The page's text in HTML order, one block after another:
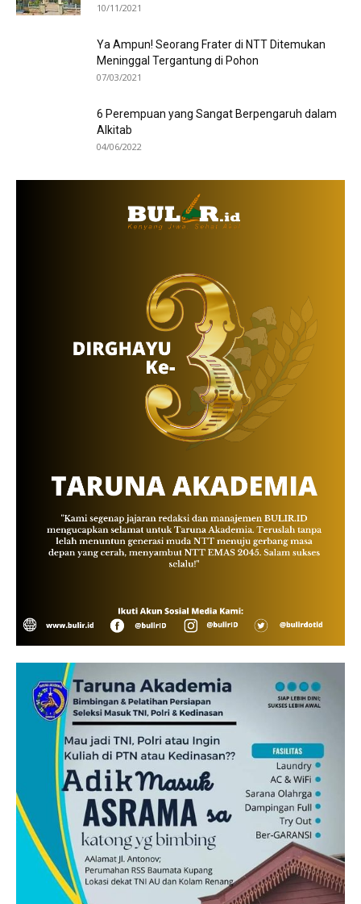
10/11/2021
Ya Ampun! Seorang Frater di NTT Ditemukan
Meninggal Tergantung di Pohon
07/03/2021
6 Perempuan yang Sangat Berpengaruh dalam
Alkitab
04/06/2022